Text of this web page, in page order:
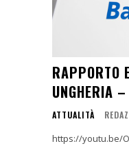
RAPPORTO
UNGHERIA
ATTUALITÀ
https://youtu.be/OG-p3Iq_EzU 1.